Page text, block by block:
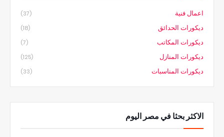
اعمال فنية (37)
ديكورات الحدائق (18)
ديكورات المكاتب (7)
ديكورات المنازل (125)
ديكورات المناسبات (33)
الاكثر بحثا في مصر اليوم